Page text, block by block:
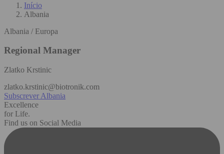
Início
Albania
Albania / Europa
Regional Manager
Zlatko Krstinic
zlatko.krstinic@biotronik.com
Subscrever Albania
Excellence
for Life.
Find us on Social Media